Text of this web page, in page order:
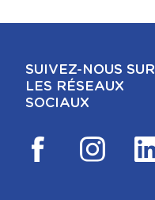
SUIVEZ-NOUS SUR
LES RÉSEAUX
SOCIAUX